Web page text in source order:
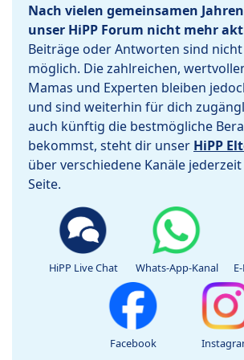
Nach vielen gemeinsamen
unser HiPP Forum nicht mehr
Beiträge oder Antworten sind
möglich. Die zahlreichen,
Mamas und Experten bleiben
und sind weiterhin für dich
auch künftig die bestmögliche
bekommst, steht dir unser HiPP
über verschiedene Kanäle
Seite.
HiPP Live Chat Whats-App-Kanal
Facebook